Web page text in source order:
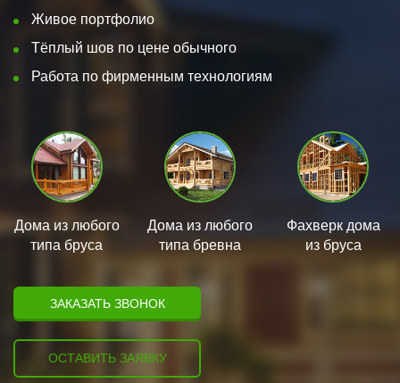
Живое портфолио
Тёплый шов по цене обычного
Работа по фирменным технологиям
Дома из любого
типа бруса
Дома из любого
типа бревна
Фахверк дома
из бруса
ЗАКАЗАТЬ ЗВОНОК
ОСТАВИТЬ ЗАЯВКУ